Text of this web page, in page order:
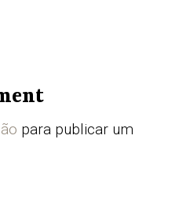
para publicar um